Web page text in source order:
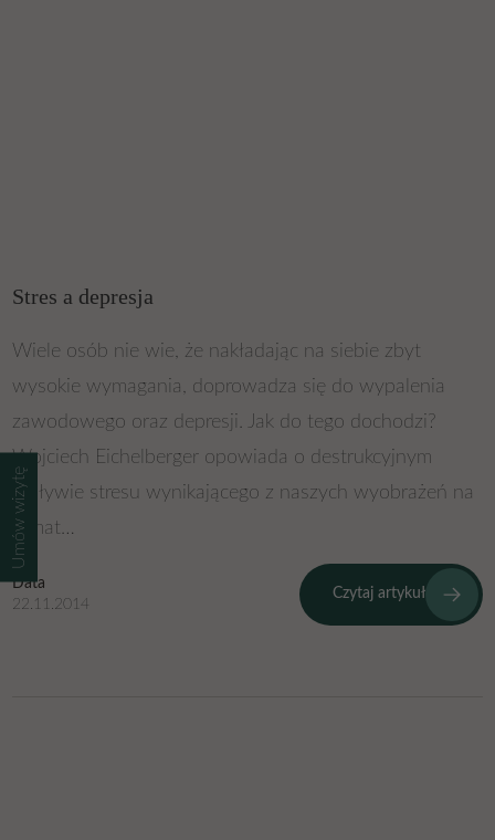
Umów wizytę
Stres a depresja
Wiele osób nie wie, że nakładając na siebie zbyt
wysokie wymagania, doprowadza się do wypalenia
zawodowego oraz depresji. Jak do tego dochodzi?
Wojciech Eichelberger opowiada o destrukcyjnym
wpływie stresu wynikającego z naszych wyobrażeń na
temat…
Data
22.11.2014
Czytaj artykuł